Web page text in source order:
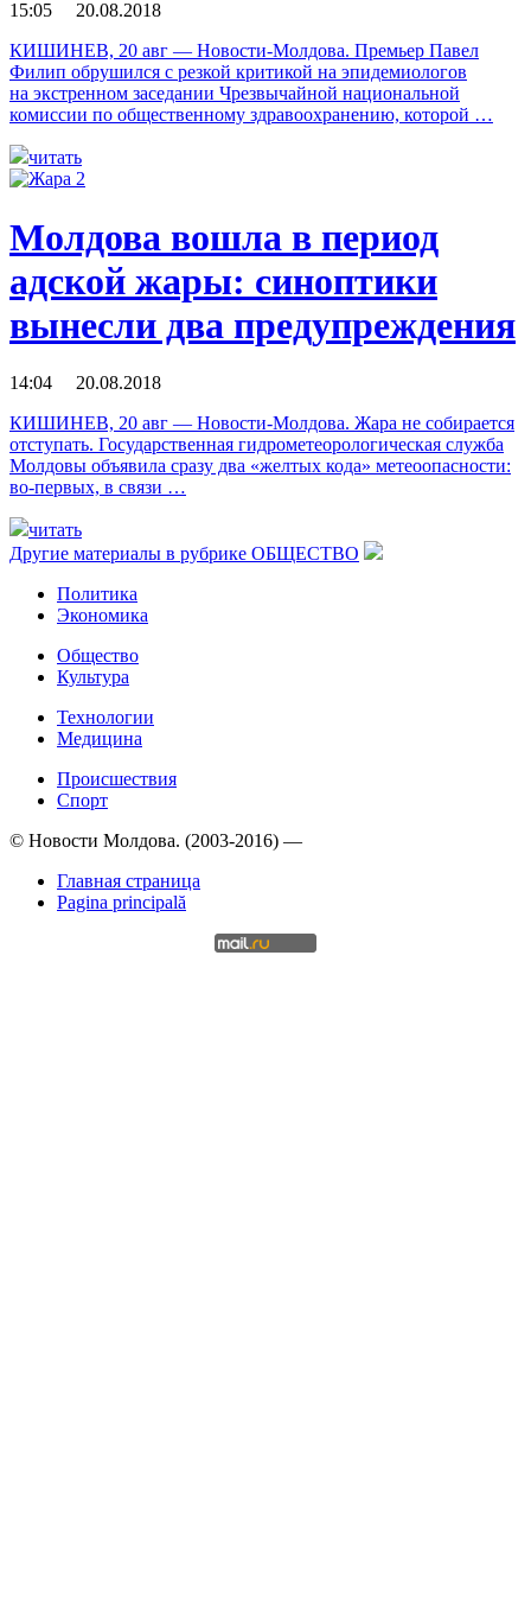
15:05 20.08.2018
КИШИНЕВ, 20 авг — Новости-Молдова. Премьер Павел
Филип обрушился с резкой критикой на эпидемиологов
на экстренном заседании Чрезвычайной национальной
комиссии по общественному здравоохранению, которой …
читать
Молдова вошла в период
адской жары: синоптики
вынесли два предупреждения
14:04 20.08.2018
КИШИНЕВ, 20 авг — Новости-Молдова. Жара не собирается
отступать. Государственная гидрометеорологическая служба
Молдовы объявила сразу два «желтых кода» метеоопасности:
во-первых, в связи …
читать
Другие материалы в рубрике ОБЩЕСТВО
Политика
Экономика
Общество
Культура
Технологии
Медицина
Происшествия
Спорт
© Новости Молдова. (2003-2016) —
Главная страница
Pagina principală